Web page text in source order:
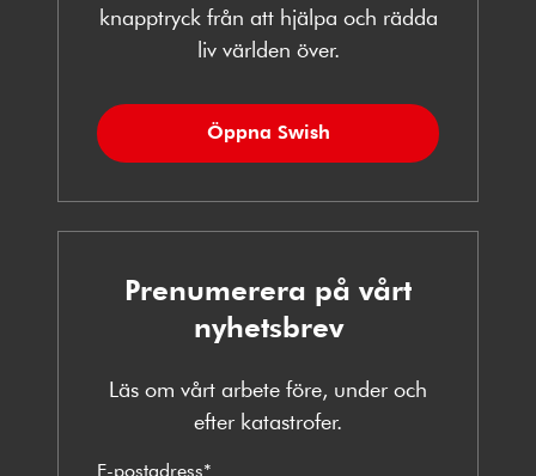
knapptryck från att hjälpa och rädda
liv världen över.
Öppna Swish
Prenumerera på vårt
nyhetsbrev
Läs om vårt arbete före, under och
efter katastrofer.
E-postadress*